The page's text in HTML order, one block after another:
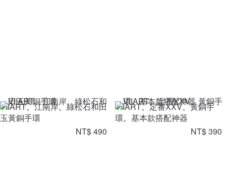
VIIART。江南岸。綠松石和田
玉黃銅手環
NT$ 490
VIIART。定番XXV。黃銅手
環。基本款搭配神器
NT$ 390